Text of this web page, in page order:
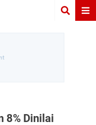
8% Dinilai